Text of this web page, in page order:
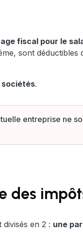
fiscal pour le
sont déductibles
sociétés.
entreprise ne
des
en 2 : une